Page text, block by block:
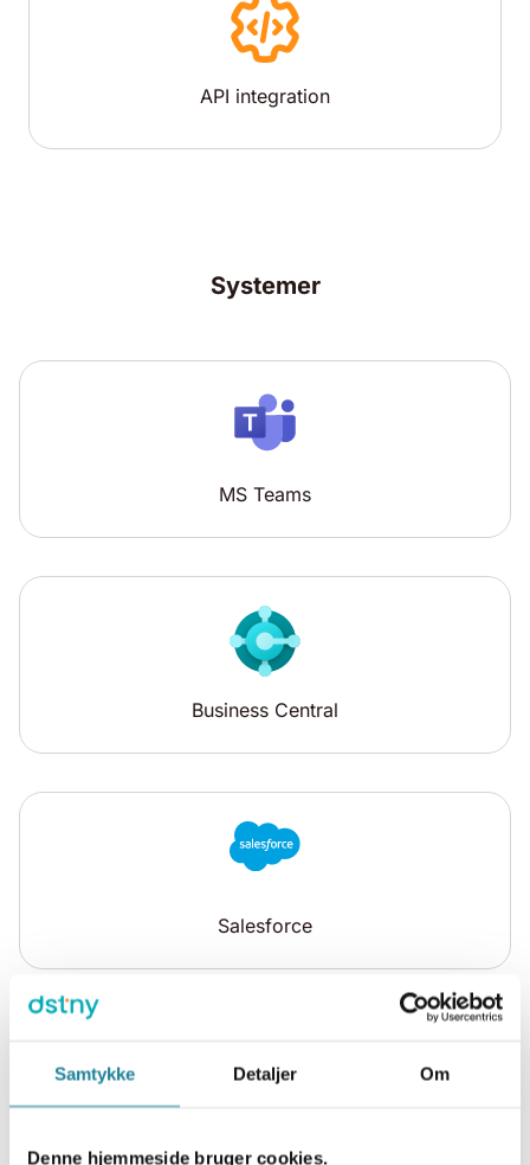
Samtykke Detaljer Om
Denne hjemmeside bruger cookies.
API integration
Systemer
MS Teams
Business Central
Salesforce